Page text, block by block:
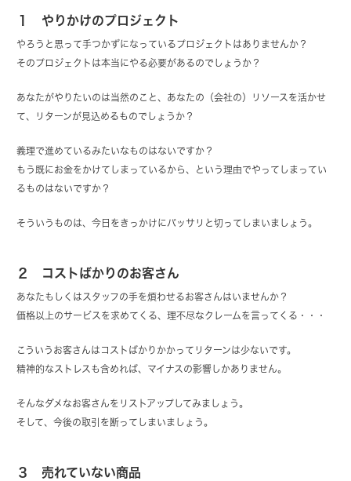
１ やりかけのプロジェクト
やろうと思って手つかずになっているプロジェクトはありませんか？
そのプロジェクトは本当にやる必要があるのでしょうか？
あなたがやりたいのは当然のこと、あなたの（会社の）リソースを活かせ
て、リターンが見込めるものでしょうか？
義理で進めているみたいなものはないですか？
もう既にお金をかけてしまっているから、という理由でやってしまってい
るものはないですか？
そういうものは、今日をきっかけにバッサリと切ってしまいましょう。
２ コストばかりのお客さん
あなたもしくはスタッフの手を煩わせるお客さんはいませんか？
価格以上のサービスを求めてくる、理不尽なクレームを言ってくる・・・
こういうお客さんはコストばかりかかってリターンは少ないです。
精神的なストレスも含めれば、マイナスの影響しかありません。
そんなダメなお客さんをリストアップしてみましょう。
そして、今後の取引を断ってしまいましょう。
３ 売れていない商品